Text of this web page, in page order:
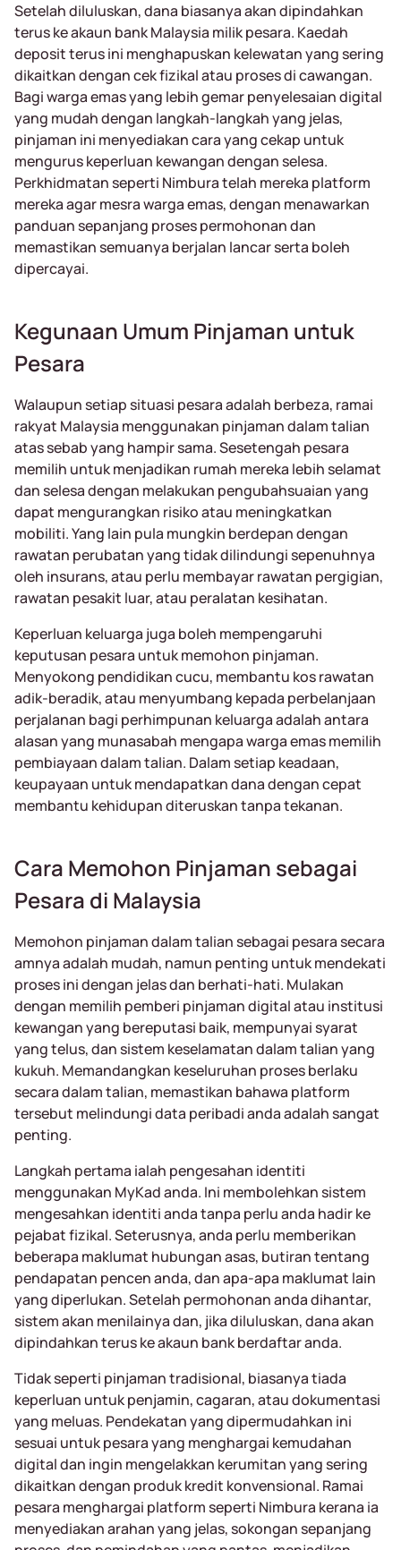
Setelah diluluskan, dana biasanya akan dipindahkan
terus ke akaun bank Malaysia milik pesara. Kaedah
deposit terus ini menghapuskan kelewatan yang sering
dikaitkan dengan cek fizikal atau proses di cawangan.
Bagi warga emas yang lebih gemar penyelesaian digital
yang mudah dengan langkah-langkah yang jelas,
pinjaman ini menyediakan cara yang cekap untuk
mengurus keperluan kewangan dengan selesa.
Perkhidmatan seperti Nimbura telah mereka platform
mereka agar mesra warga emas, dengan menawarkan
panduan sepanjang proses permohonan dan
memastikan semuanya berjalan lancar serta boleh
dipercayai.
Kegunaan Umum Pinjaman untuk
Pesara
Walaupun setiap situasi pesara adalah berbeza, ramai
rakyat Malaysia menggunakan pinjaman dalam talian
atas sebab yang hampir sama. Sesetengah pesara
memilih untuk menjadikan rumah mereka lebih selamat
dan selesa dengan melakukan pengubahsuaian yang
dapat mengurangkan risiko atau meningkatkan
mobiliti. Yang lain pula mungkin berdepan dengan
rawatan perubatan yang tidak dilindungi sepenuhnya
oleh insurans, atau perlu membayar rawatan pergigian,
rawatan pesakit luar, atau peralatan kesihatan.
Keperluan keluarga juga boleh mempengaruhi
keputusan pesara untuk memohon pinjaman.
Menyokong pendidikan cucu, membantu kos rawatan
adik-beradik, atau menyumbang kepada perbelanjaan
perjalanan bagi perhimpunan keluarga adalah antara
alasan yang munasabah mengapa warga emas memilih
pembiayaan dalam talian. Dalam setiap keadaan,
keupayaan untuk mendapatkan dana dengan cepat
membantu kehidupan diteruskan tanpa tekanan.
Cara Memohon Pinjaman sebagai
Pesara di Malaysia
Memohon pinjaman dalam talian sebagai pesara secara
amnya adalah mudah, namun penting untuk mendekati
proses ini dengan jelas dan berhati-hati. Mulakan
dengan memilih pemberi pinjaman digital atau institusi
kewangan yang bereputasi baik, mempunyai syarat
yang telus, dan sistem keselamatan dalam talian yang
kukuh. Memandangkan keseluruhan proses berlaku
secara dalam talian, memastikan bahawa platform
tersebut melindungi data peribadi anda adalah sangat
penting.
Langkah pertama ialah pengesahan identiti
menggunakan MyKad anda. Ini membolehkan sistem
mengesahkan identiti anda tanpa perlu anda hadir ke
pejabat fizikal. Seterusnya, anda perlu memberikan
beberapa maklumat hubungan asas, butiran tentang
pendapatan pencen anda, dan apa-apa maklumat lain
yang diperlukan. Setelah permohonan anda dihantar,
sistem akan menilainya dan, jika diluluskan, dana akan
dipindahkan terus ke akaun bank berdaftar anda.
Tidak seperti pinjaman tradisional, biasanya tiada
keperluan untuk penjamin, cagaran, atau dokumentasi
yang meluas. Pendekatan yang dipermudahkan ini
sesuai untuk pesara yang menghargai kemudahan
digital dan ingin mengelakkan kerumitan yang sering
dikaitkan dengan produk kredit konvensional. Ramai
pesara menghargai platform seperti Nimbura kerana ia
menyediakan arahan yang jelas, sokongan sepanjang